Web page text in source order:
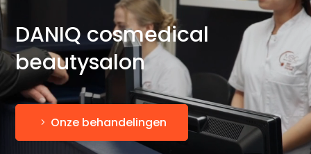
DANIQ cosmedical
beautysalon
Onze behandelingen